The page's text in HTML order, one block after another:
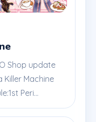
Shop update
Machine
Peri...